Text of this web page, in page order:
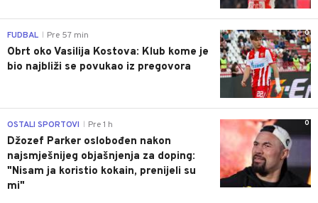
0
FUDBAL Pre 57 min
Obrt oko Vasilija Kostova: Klub kome je
bio najbliži se povukao iz pregovora
0
OSTALI SPORTOVI Pre 1 h
Džozef Parker oslobođen nakon
najsmješnijeg objašnjenja za doping:
"Nisam ja koristio kokain, prenijeli su
mi"